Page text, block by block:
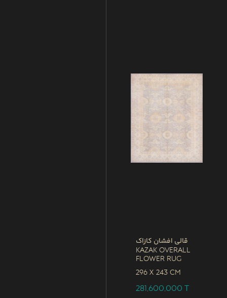
قالی افشان کازاک
Kazak Overall
Flower Rug
296 x 243 CM
281,600,000T